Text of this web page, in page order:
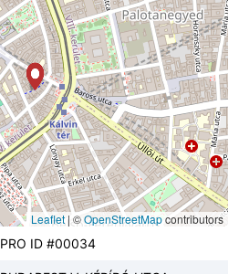
Leaflet| ©OpenStreetMapcontributors
PRO ID #00034